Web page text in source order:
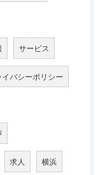
サービス
イバシーポリシー
求人 横浜